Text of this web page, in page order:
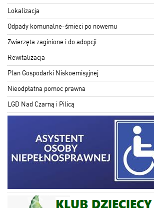
Lokalizacja
Odpady komunalne-śmieci po nowemu
Zwierzęta zaginione i do adopcji
Rewitalizacja
Plan Gospodarki Niskoemisyjnej
Nieodpłatna pomoc prawna
LGD Nad Czarną i Pilicą